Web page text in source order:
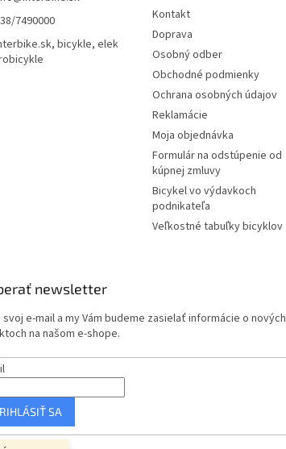
7490000
bicykle, elek
Kontakt
Doprava
Osobný odber
Obchodné podmienky
Ochrana osobných údajov
Reklamácie
Moja objednávka
Formulár na odstúpenie od
kúpnej zmluvy
Bicykel vo výdavkoch
podnikateľa
Veľkostné tabuľky bicyklov
newsletter
e-mail a my Vám budeme zasielať informácie o nových
na našom e-shope.
SA